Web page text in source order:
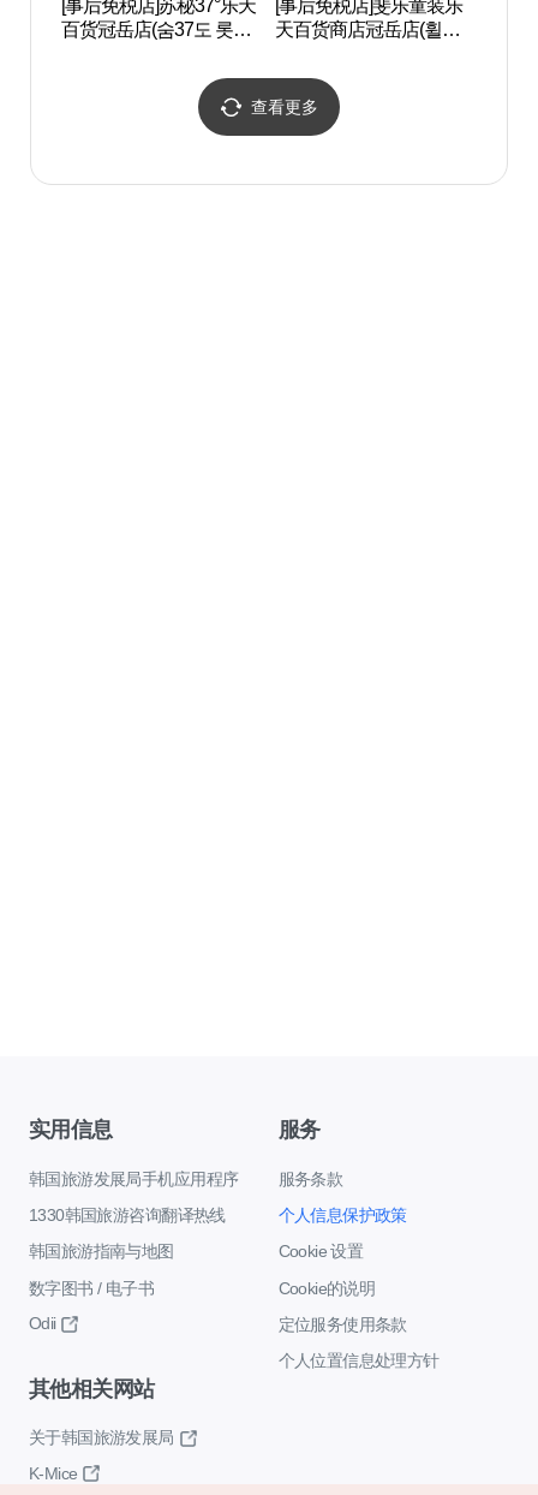
[事后免税店]苏秘37°乐天
百货冠岳店(숨37도 롯데
[事后免税店]斐乐童装乐
天百货商店冠岳店(휠라
查看更多
实用信息
韩国旅游发展局手机应用程序
1330韩国旅游咨询翻译热线
韩国旅游指南与地图
数字图书 / 电子书
Odii
服务
服务条款
个人信息保护政策
Cookie 设置
Cookie的说明
定位服务使用条款
个人位置信息处理方针
其他相关网站
关于韩国旅游发展局
K-Mice